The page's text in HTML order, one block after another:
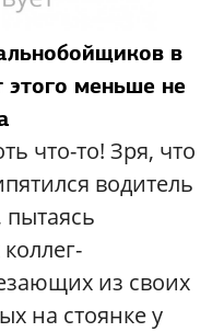
в
меньше не
что-то! Зря, что
водитель
из своих
на стоянке у